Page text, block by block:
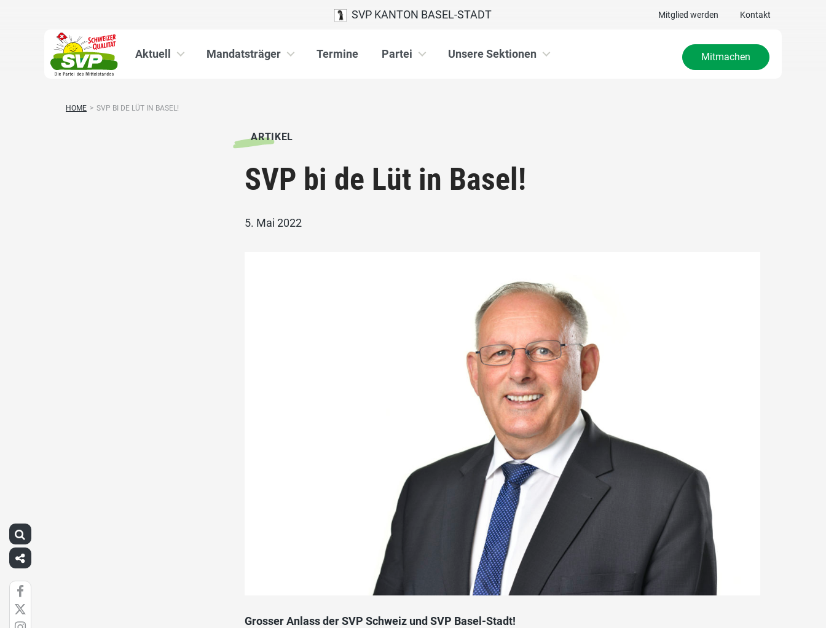
Mitglied werden Kontakt
SVP KANTON BASEL-STADT
Aktuell Mandatsträger Termine Partei Unsere Sektionen Mitmachen
HOME > SVP BI DE LÜT IN BASEL!
ARTIKEL
SVP bi de Lüt in Basel!
5. Mai 2022
Grosser Anlass der SVP Schweiz und SVP Basel-Stadt!